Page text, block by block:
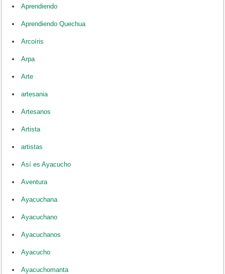
Aprendiendo
Aprendiendo Quechua
Arcoíris
Arpa
Arte
artesania
Artesanos
Artista
artistas
Así es Ayacucho
Aventura
Ayacuchana
Ayacuchano
Ayacuchanos
Ayacucho
Ayacuchomanta